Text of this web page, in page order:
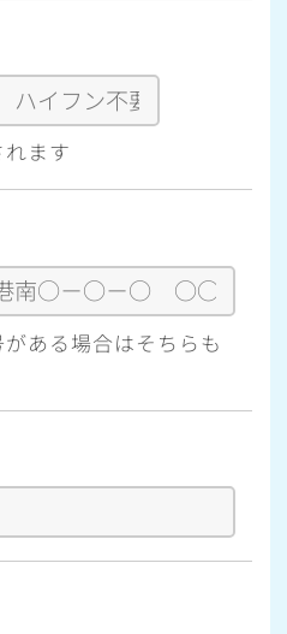
ます
ある場合はそちらも